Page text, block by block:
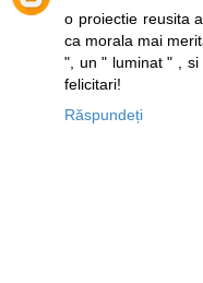
o proiectie reusita
ca morala mai
", un " luminat " , si
felicitari!
Răspundeți